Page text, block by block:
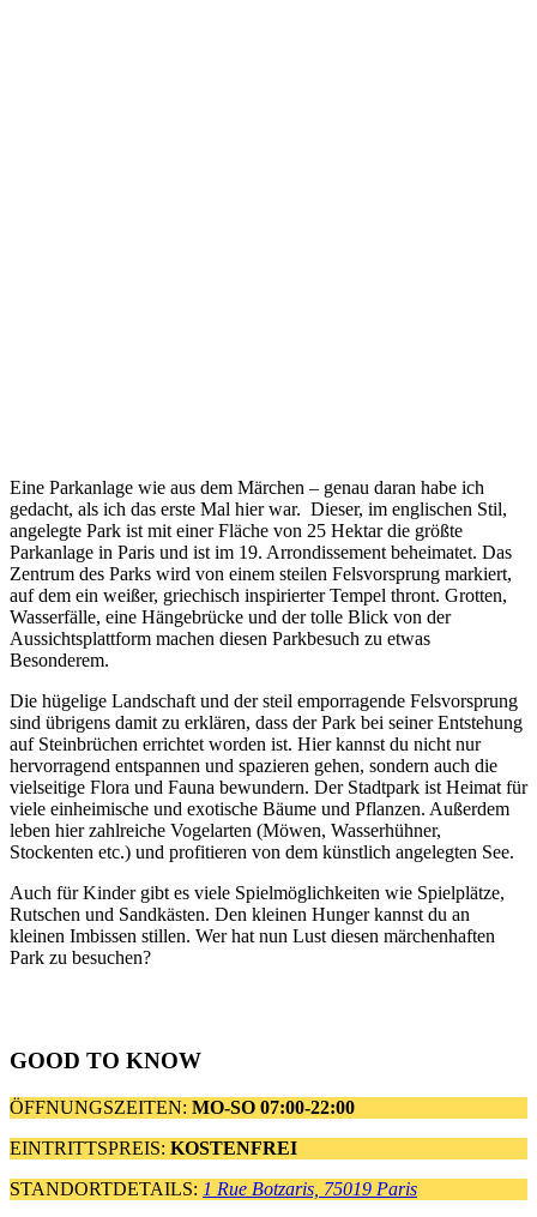
Eine Parkanlage wie aus dem Märchen – genau daran habe ich
gedacht, als ich das erste Mal hier war. Dieser, im englischen Stil,
angelegte Park ist mit einer Fläche von 25 Hektar die größte
Parkanlage in Paris und ist im 19. Arrondissement beheimatet. Das
Zentrum des Parks wird von einem steilen Felsvorsprung markiert,
auf dem ein weißer, griechisch inspirierter Tempel thront. Grotten,
Wasserfälle, eine Hängebrücke und der tolle Blick von der
Aussichtsplattform machen diesen Parkbesuch zu etwas
Besonderem.
Die hügelige Landschaft und der steil emporragende Felsvorsprung
sind übrigens damit zu erklären, dass der Park bei seiner Entstehung
auf Steinbrüchen errichtet worden ist. Hier kannst du nicht nur
hervorragend entspannen und spazieren gehen, sondern auch die
vielseitige Flora und Fauna bewundern. Der Stadtpark ist Heimat für
viele einheimische und exotische Bäume und Pflanzen. Außerdem
leben hier zahlreiche Vogelarten (Möwen, Wasserhühner,
Stockenten etc.) und profitieren von dem künstlich angelegten See.
Auch für Kinder gibt es viele Spielmöglichkeiten wie Spielplätze,
Rutschen und Sandkästen. Den kleinen Hunger kannst du an
kleinen Imbissen stillen. Wer hat nun Lust diesen märchenhaften
Park zu besuchen?
GOOD TO KNOW
ÖFFNUNGSZEITEN: MO-SO 07:00-22:00
EINTRITTSPREIS: KOSTENFREI
STANDORTDETAILS: 1 Rue Botzaris, 75019 Paris